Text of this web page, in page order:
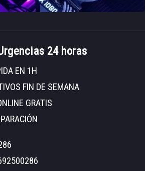
24 horas
EN 1H
FIN DE SEMANA
GRATIS